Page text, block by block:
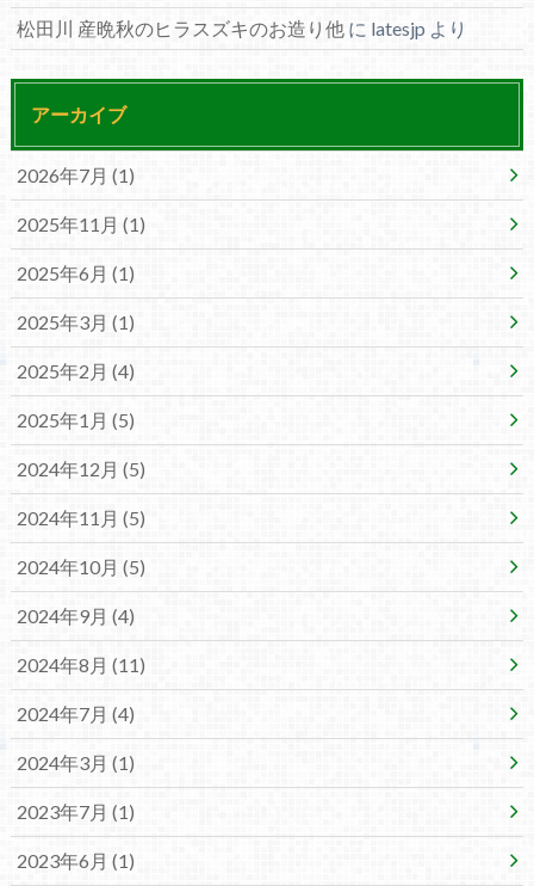
松田川 産晩秋のヒラスズキのお造り他に latesjp より
アーカイブ
2026年7月 (1)
2025年11月 (1)
2025年6月 (1)
2025年3月 (1)
2025年2月 (4)
2025年1月 (5)
2024年12月 (5)
2024年11月 (5)
2024年10月 (5)
2024年9月 (4)
2024年8月 (11)
2024年7月 (4)
2024年3月 (1)
2023年7月 (1)
2023年6月 (1)